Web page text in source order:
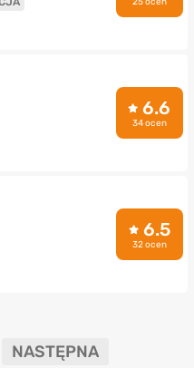
6.6
34 ocen
6.5
32 ocen
NASTĘPNA